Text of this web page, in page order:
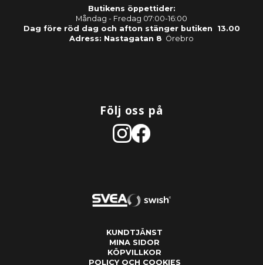
Butikens öppettider:
Måndag - Fredag 07:00-16:00
Dag före röd dag och afton stänger butiken 13.00
Adress: Nastagatan 8 Örebro
Följ oss på
KUNDTJÄNST
MINA SIDOR
KÖPVILLKOR
POLICY OCH COOKIES